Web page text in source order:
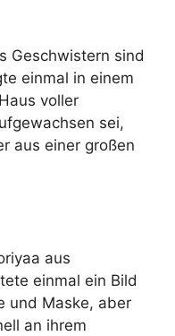
Geschwistern sind
einmal in einem
voller
sei,
aus einer großen
aus
einmal ein Bild
und Maske, aber
an ihrem